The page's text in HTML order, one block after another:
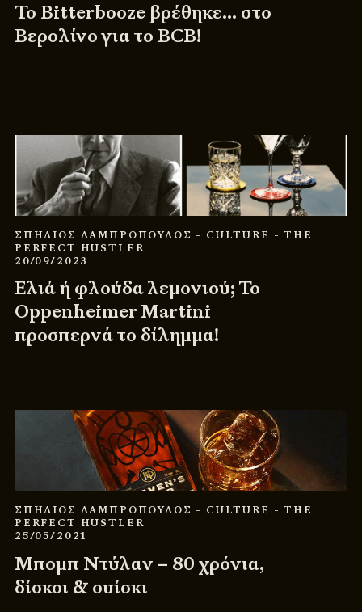
Το Bitterbooze βρέθηκε… στο
Βερολίνο για το BCB!
ΣΠΗΛΙΟΣ ΛΑΜΠΡΟΠΟΥΛΟΣ - CULTURE - THE
PERFECT HUSTLER
20/09/2023
Ελιά ή φλούδα λεμονιού; Το
Oppenheimer Martini
προσπερνά το δίλημμα!
ΣΠΗΛΙΟΣ ΛΑΜΠΡΟΠΟΥΛΟΣ - CULTURE - THE
PERFECT HUSTLER
25/05/2021
Μπομπ Ντύλαν – 80 χρόνια,
δίσκοι & ουίσκι